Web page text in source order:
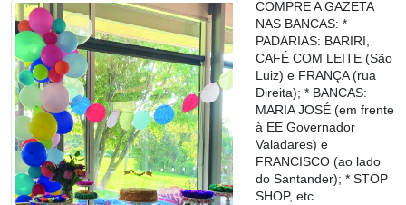
COMPRE A GAZETA
NAS BANCAS: *
PADARIAS: BARIRI,
CAFÉ COM LEITE (São
Luiz) e FRANÇA (rua
Direita); * BANCAS:
MARIA JOSÉ (em frente
à EE Governador
Valadares) e
FRANCISCO (ao lado
do Santander); * STOP
SHOP, etc..